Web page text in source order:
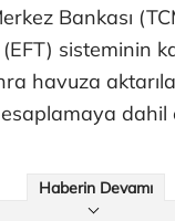
Bankası
sisteminin
havuza
dahil
Haberin Devamı